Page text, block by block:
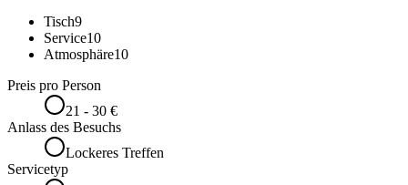
Tisch9
Service10
Atmosphäre10
Preis pro Person
21 - 30 €
Anlass des Besuchs
Lockeres Treffen
Servicetyp